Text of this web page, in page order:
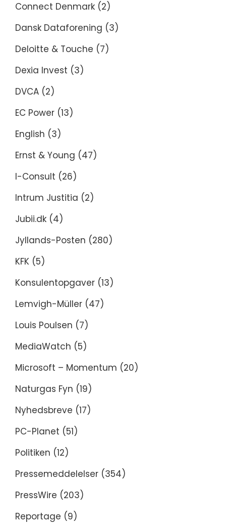
Connect Denmark (2)
Dansk Dataforening (3)
Deloitte & Touche (7)
Dexia Invest (3)
DVCA (2)
EC Power (13)
English (3)
Ernst & Young (47)
I-Consult (26)
Intrum Justitia (2)
Jubii.dk (4)
Jyllands-Posten (280)
KFK (5)
Konsulentopgaver (13)
Lemvigh-Müller (47)
Louis Poulsen (7)
MediaWatch (5)
Microsoft – Momentum (20)
Naturgas Fyn (19)
Nyhedsbreve (17)
PC-Planet (51)
Politiken (12)
Pressemeddelelser (354)
PressWire (203)
Reportage (9)